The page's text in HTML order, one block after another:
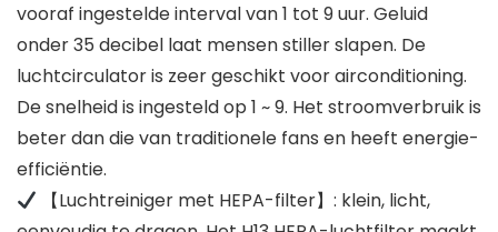
vooraf ingestelde interval van 1 tot 9 uur. Geluid
onder 35 decibel laat mensen stiller slapen. De
luchtcirculator is zeer geschikt voor airconditioning.
De snelheid is ingesteld op 1 ~ 9. Het stroomverbruik is
beter dan die van traditionele fans en heeft energie-
efficiëntie.
【Luchtreiniger met HEPA-filter】: klein, licht,